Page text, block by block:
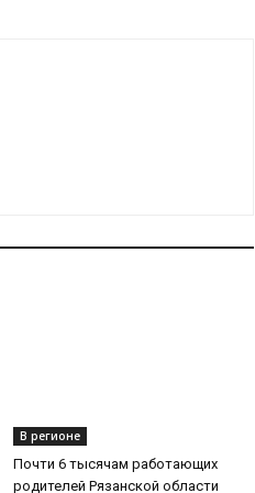
В регионе
Почти 6 тысячам работающих
родителей Рязанской области